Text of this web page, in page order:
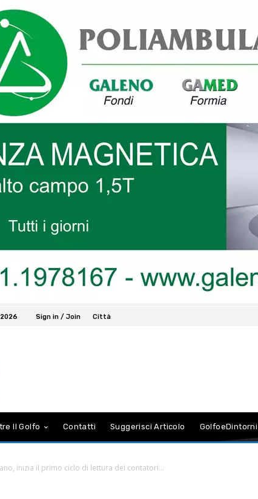
Sign in / Join Città
Il Golfo Contatti Suggerisci Articolo
inizia il primo ciclo di lettura dei contatori...